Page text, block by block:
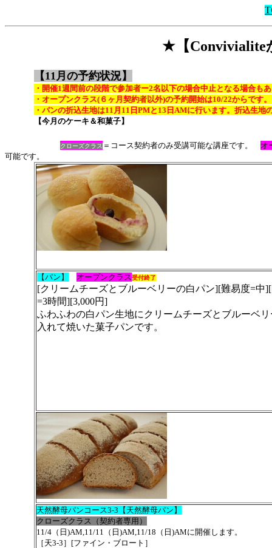
★【Convivialite
【11月の予約状況】
・開催1週間前の段階で参加者ー2名以下の場合中止となる場合も
・オープンクラス(６ヶ月契約者以外)の予約開始は10/22からです。
・パンの折込生地は11月11日PMと13日AMに行います。折込生地
【今月のケーキ＆和菓子】
クローズクラス ＝コース契約者のみ受講可能な講座です。 オ
可能です。
【パン】 オープンクラス受付終了
[クリームチーズとブルーベリーの白パン][難易度=中
=3時間][3,000円]
ふわふわの白パン生地にクリームチーズとブルーベ
入れて焼いた菓子パンです。
天然酵母パンコース3-3【天然酵母パン】
クローズクラス（契約者専用）
11/4（日)AM,11/11（日)AM,11/18（日)AMに開催します。
［天3-3］[ファイン・ブロート］